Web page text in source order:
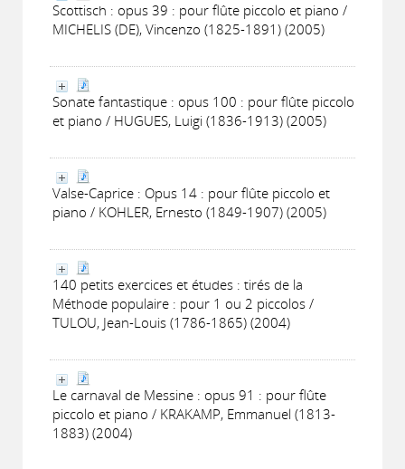
Scottisch : opus 39 : pour flûte piccolo et piano /
MICHELIS (DE), Vincenzo (1825-1891) (2005)
Sonate fantastique : opus 100 : pour flûte piccolo
et piano / HUGUES, Luigi (1836-1913) (2005)
Valse-Caprice : Opus 14 : pour flûte piccolo et
piano / KOHLER, Ernesto (1849-1907) (2005)
140 petits exercices et études : tirés de la
Méthode populaire : pour 1 ou 2 piccolos /
TULOU, Jean-Louis (1786-1865) (2004)
Le carnaval de Messine : opus 91 : pour flûte
piccolo et piano / KRAKAMP, Emmanuel (1813-
1883) (2004)